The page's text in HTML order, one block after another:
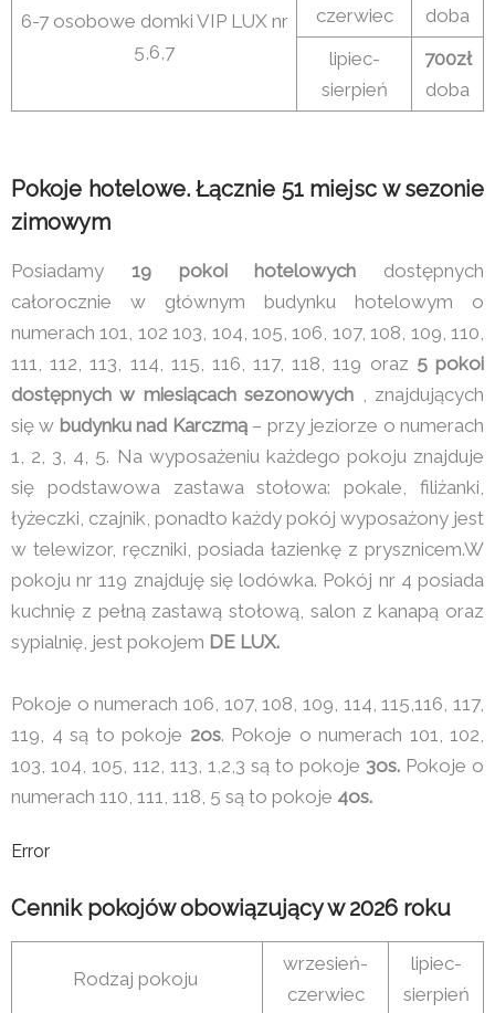
6-7 osobowe domki VIP LUX nr
5,6,7
czerwiec
doba
lipiec-
sierpień
700zł
doba
Pokoje hotelowe. Łącznie 51 miejsc w sezonie
zimowym
Posiadamy 19 pokoi hotelowych dostępnych
całorocznie w głównym budynku hotelowym o
numerach 101, 102 103, 104, 105, 106, 107, 108, 109, 110,
111, 112, 113, 114, 115, 116, 117, 118, 119 oraz 5 pokoi
dostępnych w miesiącach sezonowych , znajdujących
się w budynku nad Karczmą– przy jeziorze o numerach
1, 2, 3, 4, 5. Na wyposażeniu każdego pokoju znajduje
się podstawowa zastawa stołowa: pokale, filiżanki,
łyżeczki, czajnik, ponadto każdy pokój wyposażony jest
w telewizor, ręczniki, posiada łazienkę z prysznicem.W
pokoju nr 119 znajduję się lodówka. Pokój nr 4 posiada
kuchnię z pełną zastawą stołową, salon z kanapą oraz
sypialnię, jest pokojem DE LUX.
Pokoje o numerach 106, 107, 108, 109, 114, 115,116, 117,
119, 4 są to pokoje 2os. Pokoje o numerach 101, 102,
103, 104, 105, 112, 113, 1,2,3 są to pokoje 3os. Pokoje o
numerach 110, 111, 118, 5 są to pokoje 4os.
Error
Cennik pokojów obowiązujący w 2026 roku
Rodzaj pokoju
wrzesień-
czerwiec
lipiec-
sierpień